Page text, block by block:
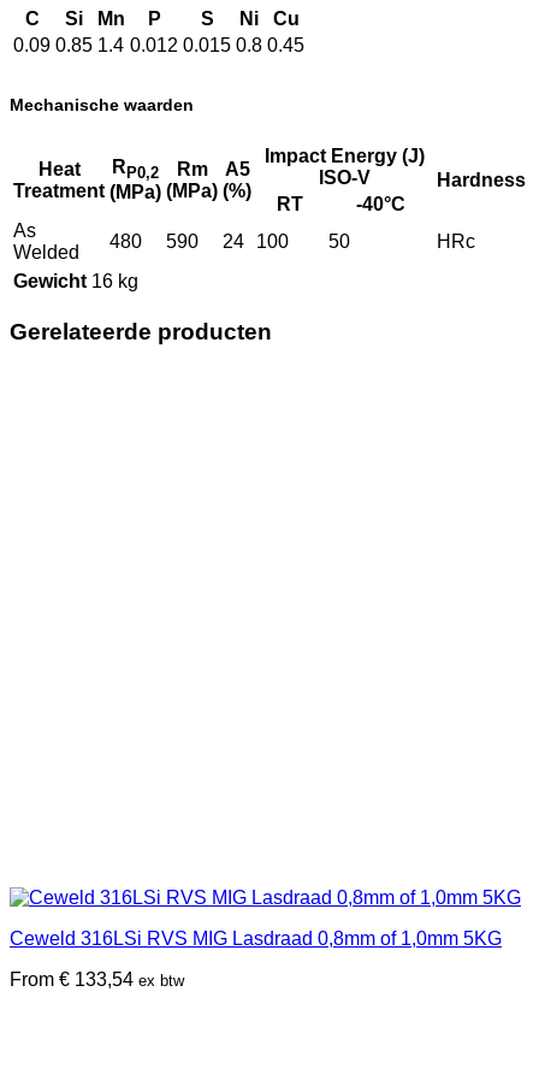
C Si Mn P S Ni
Cu
0.09 0.85 1.4 0.012 0.015 0.8 0.45
Mechanische waarden
Heat
Treatment
R P0,2
(MPa)
Rm
(MPa)
A5
(%)
Impact Energy (J)
ISO-V
Hardness
RT
-40°C
As
Welded
480 590 24 100 50
HRc
Gewicht 16 kg
Gerelateerde producten
Ceweld 316LSi RVS MIG Lasdraad 0,8mm of 1,0mm 5KG
From € 133,54 ex btw